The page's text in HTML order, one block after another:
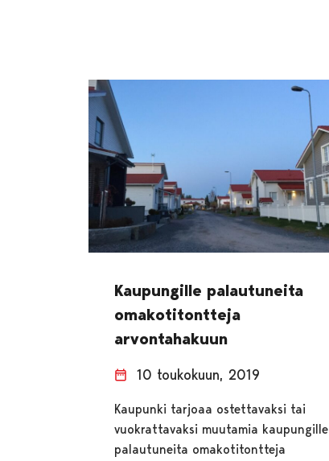
Kaupungille palautuneita
omakotitontteja
arvontahakuun
10 toukokuun, 2019
Kaupunki tarjoaa ostettavaksi tai
vuokrattavaksi muutamia kaupungille
palautuneita omakotitontteja